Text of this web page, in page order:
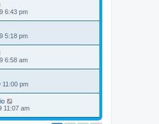
6:43 pm
5:18 pm
6:58 am
11:00 pm
11:07 am